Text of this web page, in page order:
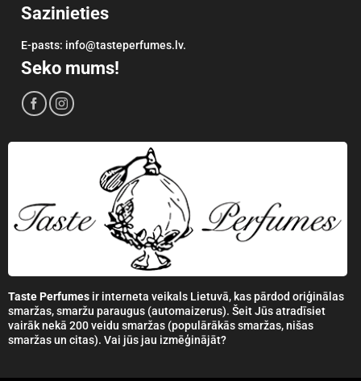
Sazinieties
E-pasts: info@tasteperfumes.lv.
Seko mums!
Taste Perfumesir interneta veikals Lietuvā, kas pārdod oriģinālas
smaržas, smaržu paraugus (automaizerus). Šeit Jūs atradīsiet
vairāk nekā 200 veidu smaržas (populārākās smaržas, nišas
smaržas un citas). Vai jūs jau izmēģinājāt?